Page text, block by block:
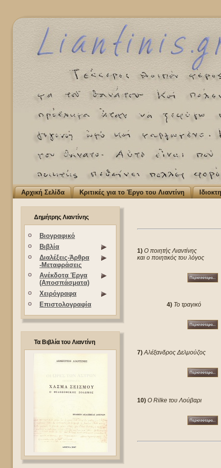
Αρχική Σελίδα Κριτικές για το Έργο του Λιαντίνη
Δημήτρης Λιαντίνης
Βιογραφικό
Βιβλία
Διαλέξεις-Άρθρα
-Μεταφράσεις
Ανέκδοτα Έργα
(Αποσπάσματα)
Χειρόγραφα
Επιστολογραφία
Τα Βιβλία του Λιαντίνη
1) Ο ποιητής Λιαντίνης
και ο ποιητικός του λόγος
4) Το τραγικό
7) Αλέξανδρος Δελμούζος
10) Ο Rilke του Λούβαρι